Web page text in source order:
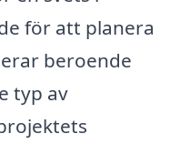
för att planera
beroende
typ av